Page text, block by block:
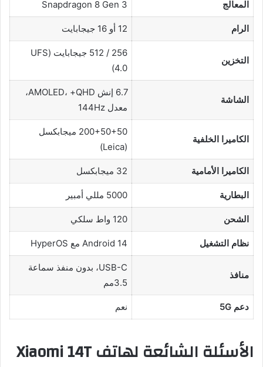
المعالج Snapdragon 8 Gen 3
الرام 12 أو 16 جيجابايت
التخزين
256 / 512 جيجابايت (UFS
4.0)
الشاشة
6.7 إنش AMOLED، +QHD،
معدل 144Hz
الكاميرا الخلفية
200+50+50 ميجابكسل
(Leica)
الكاميرا الأمامية 32 ميجابكسل
البطارية 5000 مللي أمبير
الشحن 120 واط سلكي
نظام التشغيل Android 14 مع HyperOS
منافذ
USB-C، بدون منفذ سماعة
3.5مم
دعم 5G نعم
الأسئلة الشائعة لهاتف Xiaomi 14T